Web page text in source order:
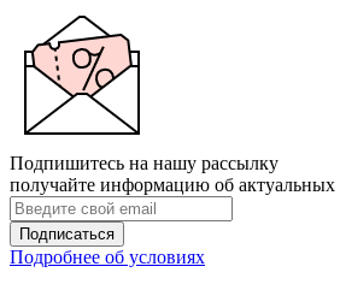
Подпишитесь на нашу рассылку
получайте информацию об актуальных
Подписаться
Подробнее об условиях